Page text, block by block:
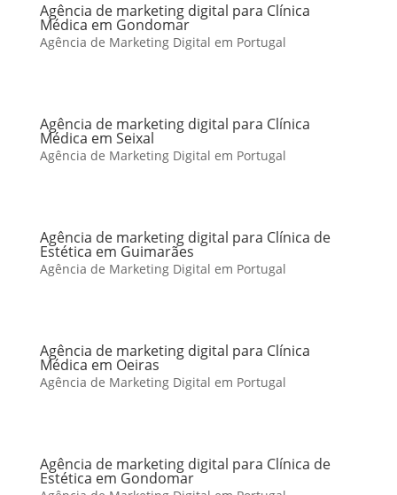
Agência de marketing digital para Clínica
Médica em Gondomar
Agência de Marketing Digital em Portugal
Agência de marketing digital para Clínica
Médica em Seixal
Agência de Marketing Digital em Portugal
Agência de marketing digital para Clínica de
Estética em Guimarães
Agência de Marketing Digital em Portugal
Agência de marketing digital para Clínica
Médica em Oeiras
Agência de Marketing Digital em Portugal
Agência de marketing digital para Clínica de
Estética em Gondomar